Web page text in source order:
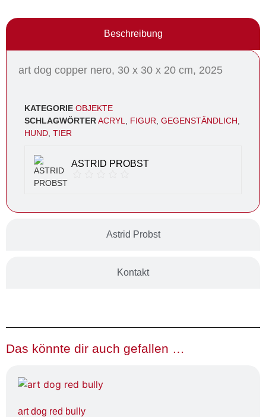
Beschreibung
Astrid Probst
Kontakt
art dog copper nero, 30 x 30 x 20 cm, 2025
KATEGORIE OBJEKTE
SCHLAGWÖRTERACRYL FIGUR GEGENSTÄNDLICH
HUND TIER
ASTRID PROBST
Das könnte dir auch gefallen …
art dog red bully